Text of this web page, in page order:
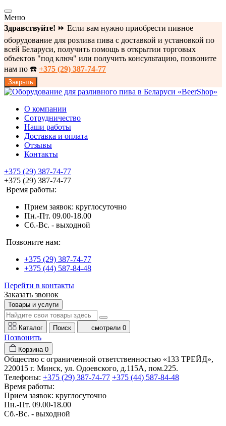
Меню
Здравствуйте! ⏩ Если вам нужно приобрести пивное
оборудование для розлива пива с доставкой и установкой по
всей Беларуси, получить помощь в открытии торговых
объектов "под ключ" или получить консультацию, позвоните
нам по ☎️ +375 (29) 387-74-77
Закрыть
О компании
Сотрудничество
Наши работы
Доставка и оплата
Отзывы
Контакты
+375 (29) 387-74-77
+375 (29) 387-74-77
Время работы:
Прием заявок: круглосуточно
Пн.-Пт. 09.00-18.00
Cб.-Вс. - выходной
Позвоните нам:
+375 (29) 387-74-77
+375 (44) 587-84-48
Перейти в контакты
Заказать звонок
Товары и услуги
Каталог Поиск смотрели 0
Позвонить
Корзина 0
Общество с ограниченной ответственностью «133 ТРЕЙД»,
220015 г. Минск, ул. Одоевского, д.115А, пом.225.
Телефоны: +375 (29) 387-74-77 +375 (44) 587-84-48
Время работы:
Прием заявок: круглосуточно
Пн.-Пт. 09.00-18.00
Cб.-Вс. - выходной